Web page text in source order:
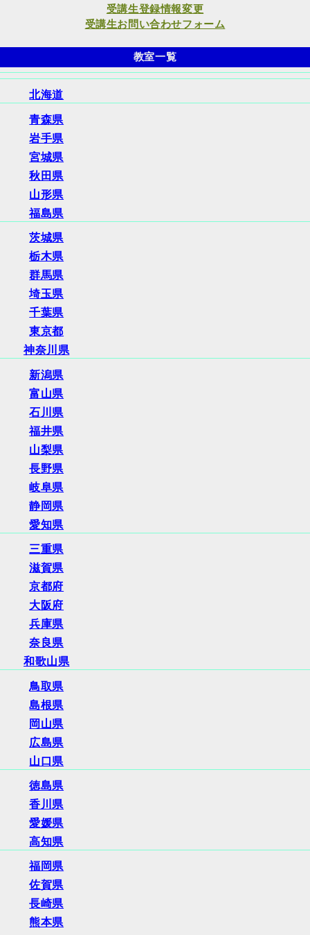
受講生登録情報変更
受講生お問い合わせフォーム
教室一覧
北海道
青森県
岩手県
宮城県
秋田県
山形県
福島県
茨城県
栃木県
群馬県
埼玉県
千葉県
東京都
神奈川県
新潟県
富山県
石川県
福井県
山梨県
長野県
岐阜県
静岡県
愛知県
三重県
滋賀県
京都府
大阪府
兵庫県
奈良県
和歌山県
鳥取県
島根県
岡山県
広島県
山口県
徳島県
香川県
愛媛県
高知県
福岡県
佐賀県
長崎県
熊本県